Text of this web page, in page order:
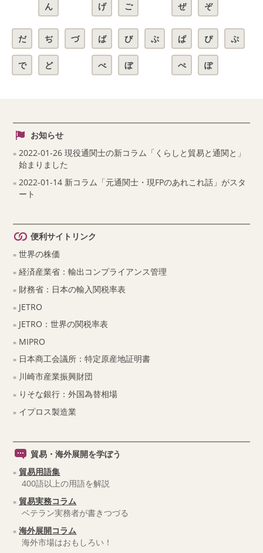
ん げ ご ぜ ぞ
だ ぢ づ
で ど
ば び ぶ
べ ぼ
ぱ ぴ ぷ
ぺ ぽ
お知らせ
2022-01-26 現役通関士の新コラム「くらしと貿易と通関と」
始まりました
2022-01-14 新コラム「元通関士・現FPのあれこれ話」がスタ
ート
便利サイトリンク
世界の株価
経済産業省：輸出コンプライアンス管理
財務省：日本の輸入関税率表
JETRO
JETRO：世界の関税率表
MIPRO
日本商工会議所：特定原産地証明書
川崎市産業振興財団
りそな銀行：外国為替相場
イプロス製造業
貿易・海外展開を学ぼう
貿易用語集
400語以上の用語を解説
貿易実務コラム
ベテラン実務者が書きつづる
海外展開コラム
海外市場はおもしろい！